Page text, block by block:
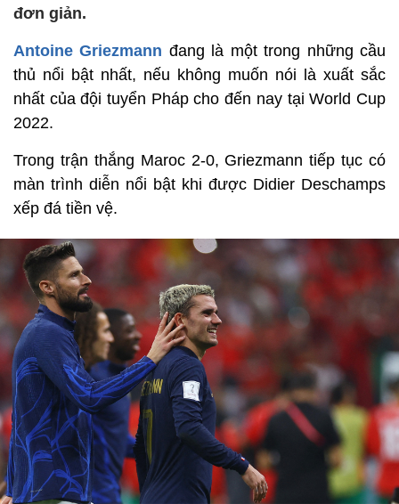
đơn giản.
Antoine Griezmann đang là một trong những cầu
thủ nổi bật nhất, nếu không muốn nói là xuất sắc
nhất của đội tuyển Pháp cho đến nay tại World Cup
2022.
Trong trận thắng Maroc 2-0, Griezmann tiếp tục có
màn trình diễn nổi bật khi được Didier Deschamps
xếp đá tiền vệ.